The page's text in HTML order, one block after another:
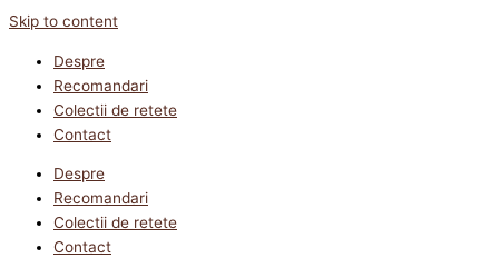
Skip to content
Despre
Recomandari
Colectii de retete
Contact
Despre
Recomandari
Colectii de retete
Contact